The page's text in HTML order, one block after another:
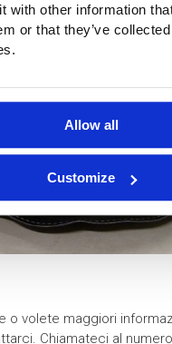
with other information
or that they’ve
Allow all
Customize
o volete maggiori
Chiamateci al numero